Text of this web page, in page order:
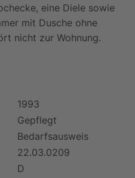
eine Diele sowie
mit Dusche ohne
nicht zur Wohnung.
1993
Gepflegt
Bedarfsausweis
22.03.0209
D